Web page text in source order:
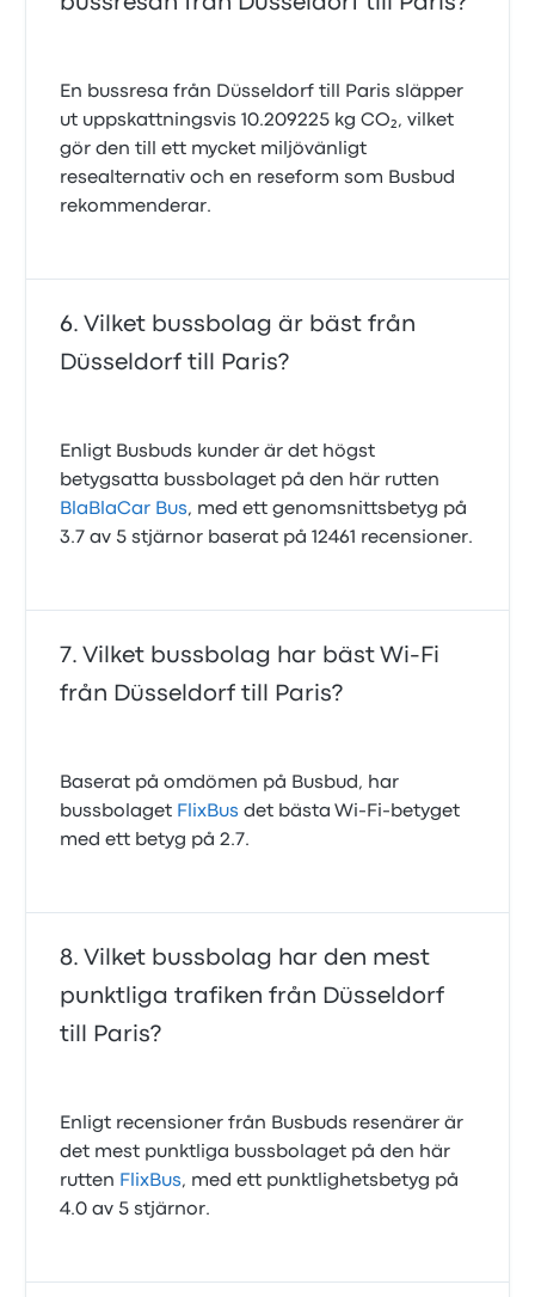
En bussresa från Düsseldorf till Paris släpper
ut uppskattningsvis 10.209225 kg CO₂, vilket
gör den till ett mycket miljövänligt
resealternativ och en reseform som Busbud
rekommenderar.
Vilket bussbolag är bäst från
Düsseldorf till Paris?
Enligt Busbuds kunder är det högst
betygsatta bussbolaget på den här rutten
BlaBlaCar Bus, med ett genomsnittsbetyg på
3.7 av 5 stjärnor baserat på 12461 recensioner.
Vilket bussbolag har bäst Wi-Fi
från Düsseldorf till Paris?
Baserat på omdömen på Busbud, har
bussbolaget FlixBus det bästa Wi‑Fi‑betyget
med ett betyg på 2.7.
Vilket bussbolag har den mest
punktliga trafiken från Düsseldorf
till Paris?
Enligt recensioner från Busbuds resenärer är
det mest punktliga bussbolaget på den här
rutten FlixBus, med ett punktlighetsbetyg på
4.0 av 5 stjärnor.